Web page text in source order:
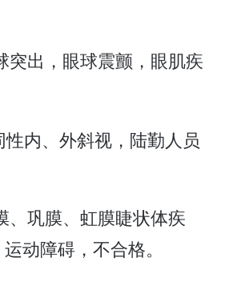
突出，眼球震颤，眼肌疾
内、外斜视，陆勤人员
、巩膜、虹膜睫状体疾
动障碍，不合格。